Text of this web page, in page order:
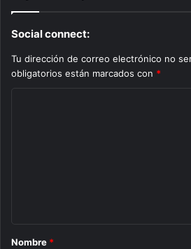
Social connect:
Tu dirección de correo electrónico no
obligatorios están marcados con *
r
Nombre *